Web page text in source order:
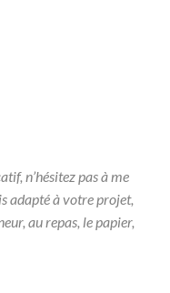
n’hésitez pas à me
adapté à votre projet,
au repas, le papier,